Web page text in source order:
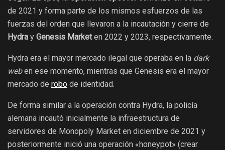
de 2021 y forma parte de los mismos esfuerzos de las
fuerzas del orden que llevaron a la incautación y cierre de
Hydra y Genesis Marketen 2022 y 2023, respectivamente.
Hydra era el mayor mercado ilegal que operaba en la dark
weben ese momento, mientras que Genesis era el mayor
mercado de robo de identidad.
De forma similar a la operación contra Hydra, la policía
alemana incautó inicialmente la infraestructura de
servidores de Monopoly Market en diciembre de 2021 y
posteriormente inició una operación «honeypot» (crear